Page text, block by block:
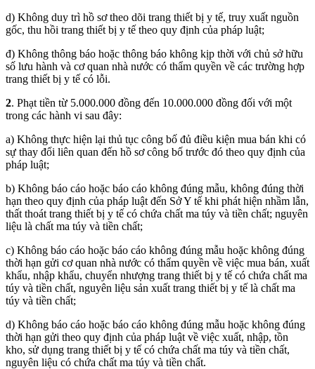
d) Không duy trì hồ sơ theo dõi trang thiết bị y tế, truy xuất nguồn
gốc, thu hồi trang thiết bị y tế theo quy định của pháp luật;
đ) Không thông báo hoặc thông báo không kịp thời với chủ sở hữu
số lưu hành và cơ quan nhà nước có thẩm quyền về các trường hợp
trang thiết bị y tế có lỗi.
2. Phạt tiền từ 5.000.000 đồng đến 10.000.000 đồng đối với một
trong các hành vi sau đây:
a) Không thực hiện lại thủ tục công bố đủ điều kiện mua bán khi có
sự thay đổi liên quan đến hồ sơ công bố trước đó theo quy định của
pháp luật;
b) Không báo cáo hoặc báo cáo không đúng mẫu, không đúng thời
hạn theo quy định của pháp luật đến Sở Y tế khi phát hiện nhầm lẫn,
thất thoát trang thiết bị y tế có chứa chất ma túy và tiền chất; nguyên
liệu là chất ma túy và tiền chất;
c) Không báo cáo hoặc báo cáo không đúng mẫu hoặc không đúng
thời hạn gửi cơ quan nhà nước có thẩm quyền về việc mua bán, xuất
khẩu, nhập khẩu, chuyển nhượng trang thiết bị y tế có chứa chất ma
túy và tiền chất, nguyên liệu sản xuất trang thiết bị y tế là chất ma
túy và tiền chất;
d) Không báo cáo hoặc báo cáo không đúng mẫu hoặc không đúng
thời hạn gửi theo quy định của pháp luật về việc xuất, nhập, tồn
kho, sử dụng trang thiết bị y tế có chứa chất ma túy và tiền chất,
nguyên liệu có chứa chất ma túy và tiền chất.